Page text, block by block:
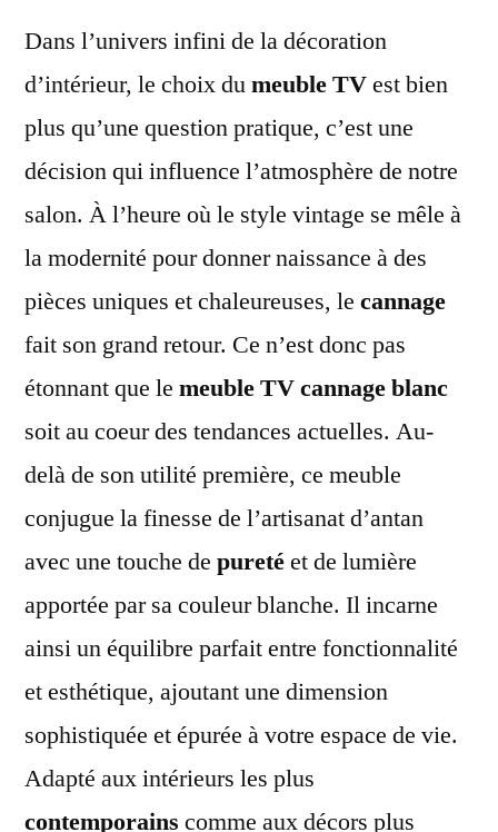
Dans l’univers infini de la décoration
d’intérieur, le choix dumeuble TVest bien
plus qu’une question pratique, c’est une
décision qui influence l’atmosphère de notre
salon. À l’heure où le style vintage se mêle à
la modernité pour donner naissance à des
pièces uniques et chaleureuses, le cannage
fait son grand retour. Ce n’est donc pas
étonnant que le meuble TV cannage blanc
soit au coeur des tendances actuelles. Au-
delà de son utilité première, ce meuble
conjugue la finesse de l’artisanat d’antan
avec une touche de puretéet de lumière
apportée par sa couleur blanche. Il incarne
ainsi un équilibre parfait entre fonctionnalité
et esthétique, ajoutant une dimension
sophistiquée et épurée à votre espace de vie.
Adapté aux intérieurs les plus
contemporains comme aux décors plus